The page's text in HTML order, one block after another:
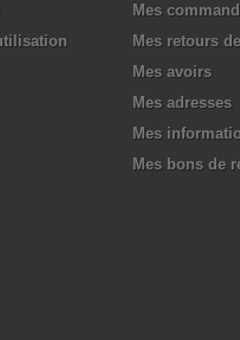
Mes
Mes retours
Mes avoirs
Mes adresses
Mes
Mes bons de